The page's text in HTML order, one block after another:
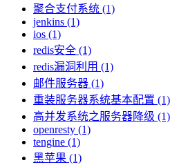
聚合支付系统 (1)
jenkins (1)
ios (1)
redis安全 (1)
redis漏洞利用 (1)
邮件服务器 (1)
重装服务器系统基本配置 (1)
高并发系统之服务器降级 (1)
openresty (1)
tengine (1)
黑苹果 (1)